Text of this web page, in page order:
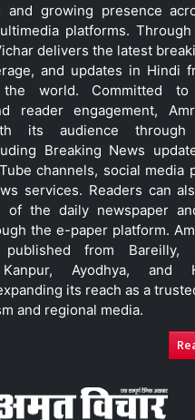
growing presence
platforms.
delivers the latest
and updates in Hindi
world. Committed to
reader engagement,
its audience through
Breaking News
channels, social media
services. Readers can
of the daily newspaper
the e-paper platform.
from Bareilly,
Kanpur, Ayodhya, and
its reach as a
and regional media.